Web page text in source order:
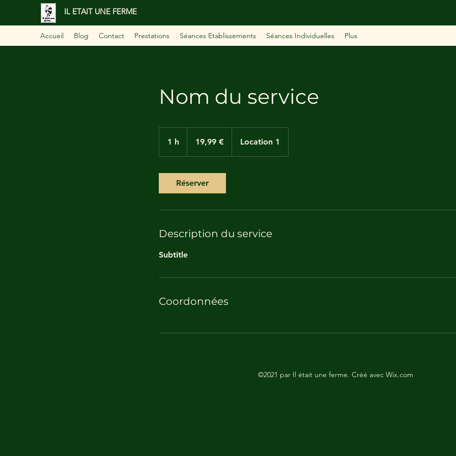
IL ETAIT UNE FERME
Accueil Blog Contact Prestations Séances Etablissements Séances Individuelles Plus
Nom du service
1 h 19,99 € Location 1
Réserver
Description du service
Subtitle
Coordonnées
©2021 par Il était une ferme. Créé avec Wix.com